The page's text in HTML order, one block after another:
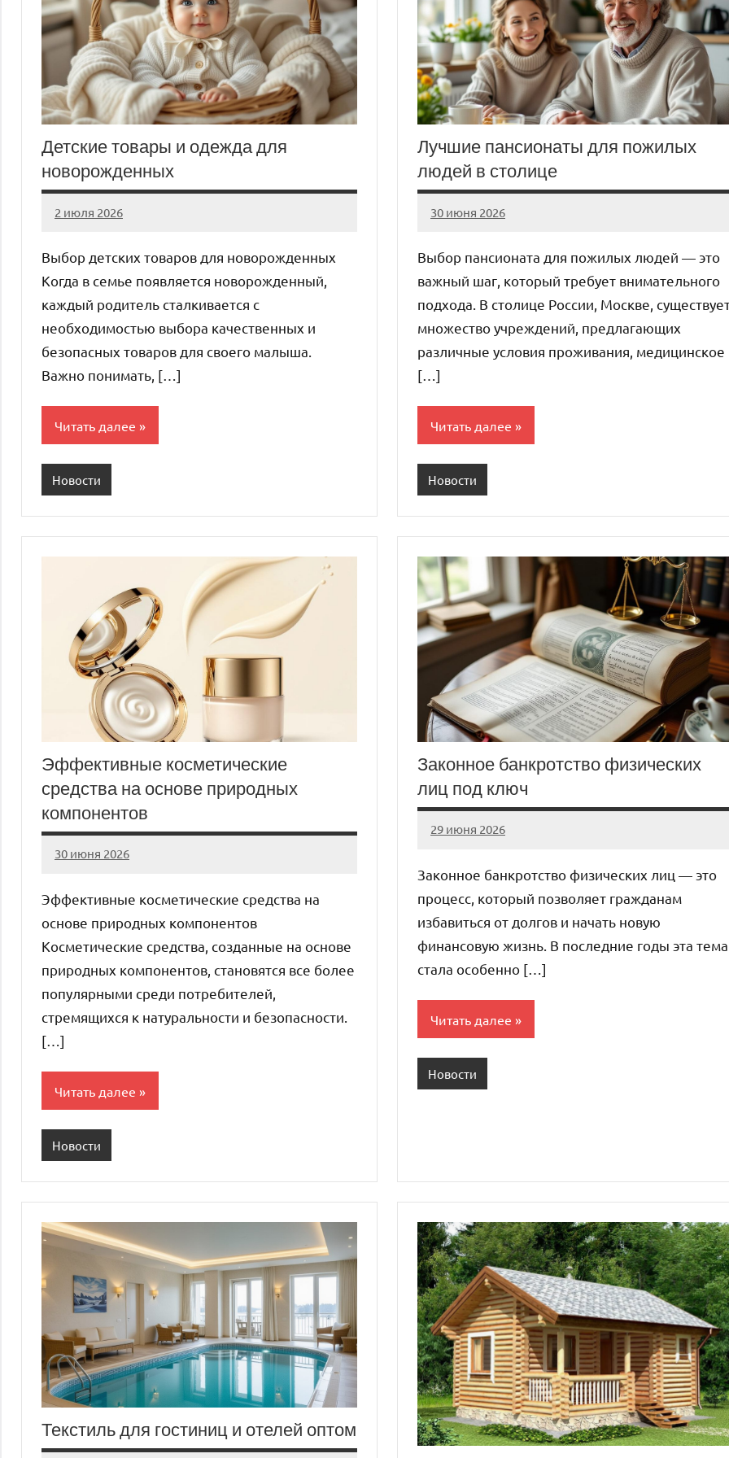
Детские товары и одежда для
новорожденных
2 июля 2026
Avtor
Нет
Выбор детских товаров для новорожденных
Когда в семье появляется новорожденный,
каждый родитель сталкивается с
необходимостью выбора качественных и
безопасных товаров для своего малыша.
Важно понимать, […]
Читать далее
Новости
Лучшие пансионаты для пожилых
людей в столице
30 июня 2026
Avtor
Нет
Выбор пансионата для пожилых людей — это
важный шаг, который требует внимательного
подхода. В столице России, Москве,
множество учреждений, предлагающих
различные условия проживания, медицинское
[…]
Читать далее
Новости
Эффективные косметические
средства на основе природных
компонентов
30 июня 2026
Avtor
Нет
Эффективные косметические средства на
основе природных компонентов
Косметические средства, созданные на основе
природных компонентов, становятся все более
популярными среди потребителей,
стремящихся к натуральности и безопасности.
[…]
Читать далее
Новости
Законное банкротство физических
лиц под ключ
29 июня 2026
Avtor
Нет
Законное банкротство физических лиц — это
процесс, который позволяет гражданам
избавиться от долгов и начать новую
финансовую жизнь. В последние годы эта тема
стала особенно […]
Читать далее
Новости
Текстиль для гостиниц и отелей оптом